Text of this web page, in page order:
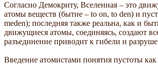
Согласно Демокриту, Вселенная – это
атомы веществ (бытие – to on, to den) и
meden); последняя также реальна, как и
движущиеся атомы, соединяясь, создают
разъединение приводит к гибели и
Введение атомистами понятия пустоты